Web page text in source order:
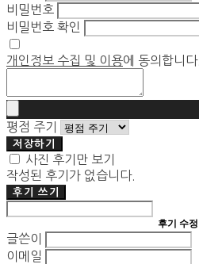
비밀번호
비밀번호 확인
개인정보 수집 및 이용에 동의합니다.
평점 주기
저장하기
사진 후기만 보기
작성된 후기가 없습니다.
후기 쓰기
후기 수정
글쓴이
이메일